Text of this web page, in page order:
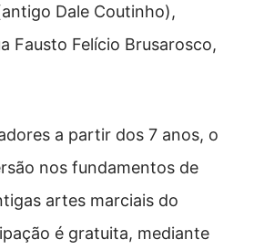
Dale Coutinho),
Fausto Felício Brusarosco,
a partir dos 7 anos, o
nos fundamentos de
artes marciais do
é gratuita, mediante